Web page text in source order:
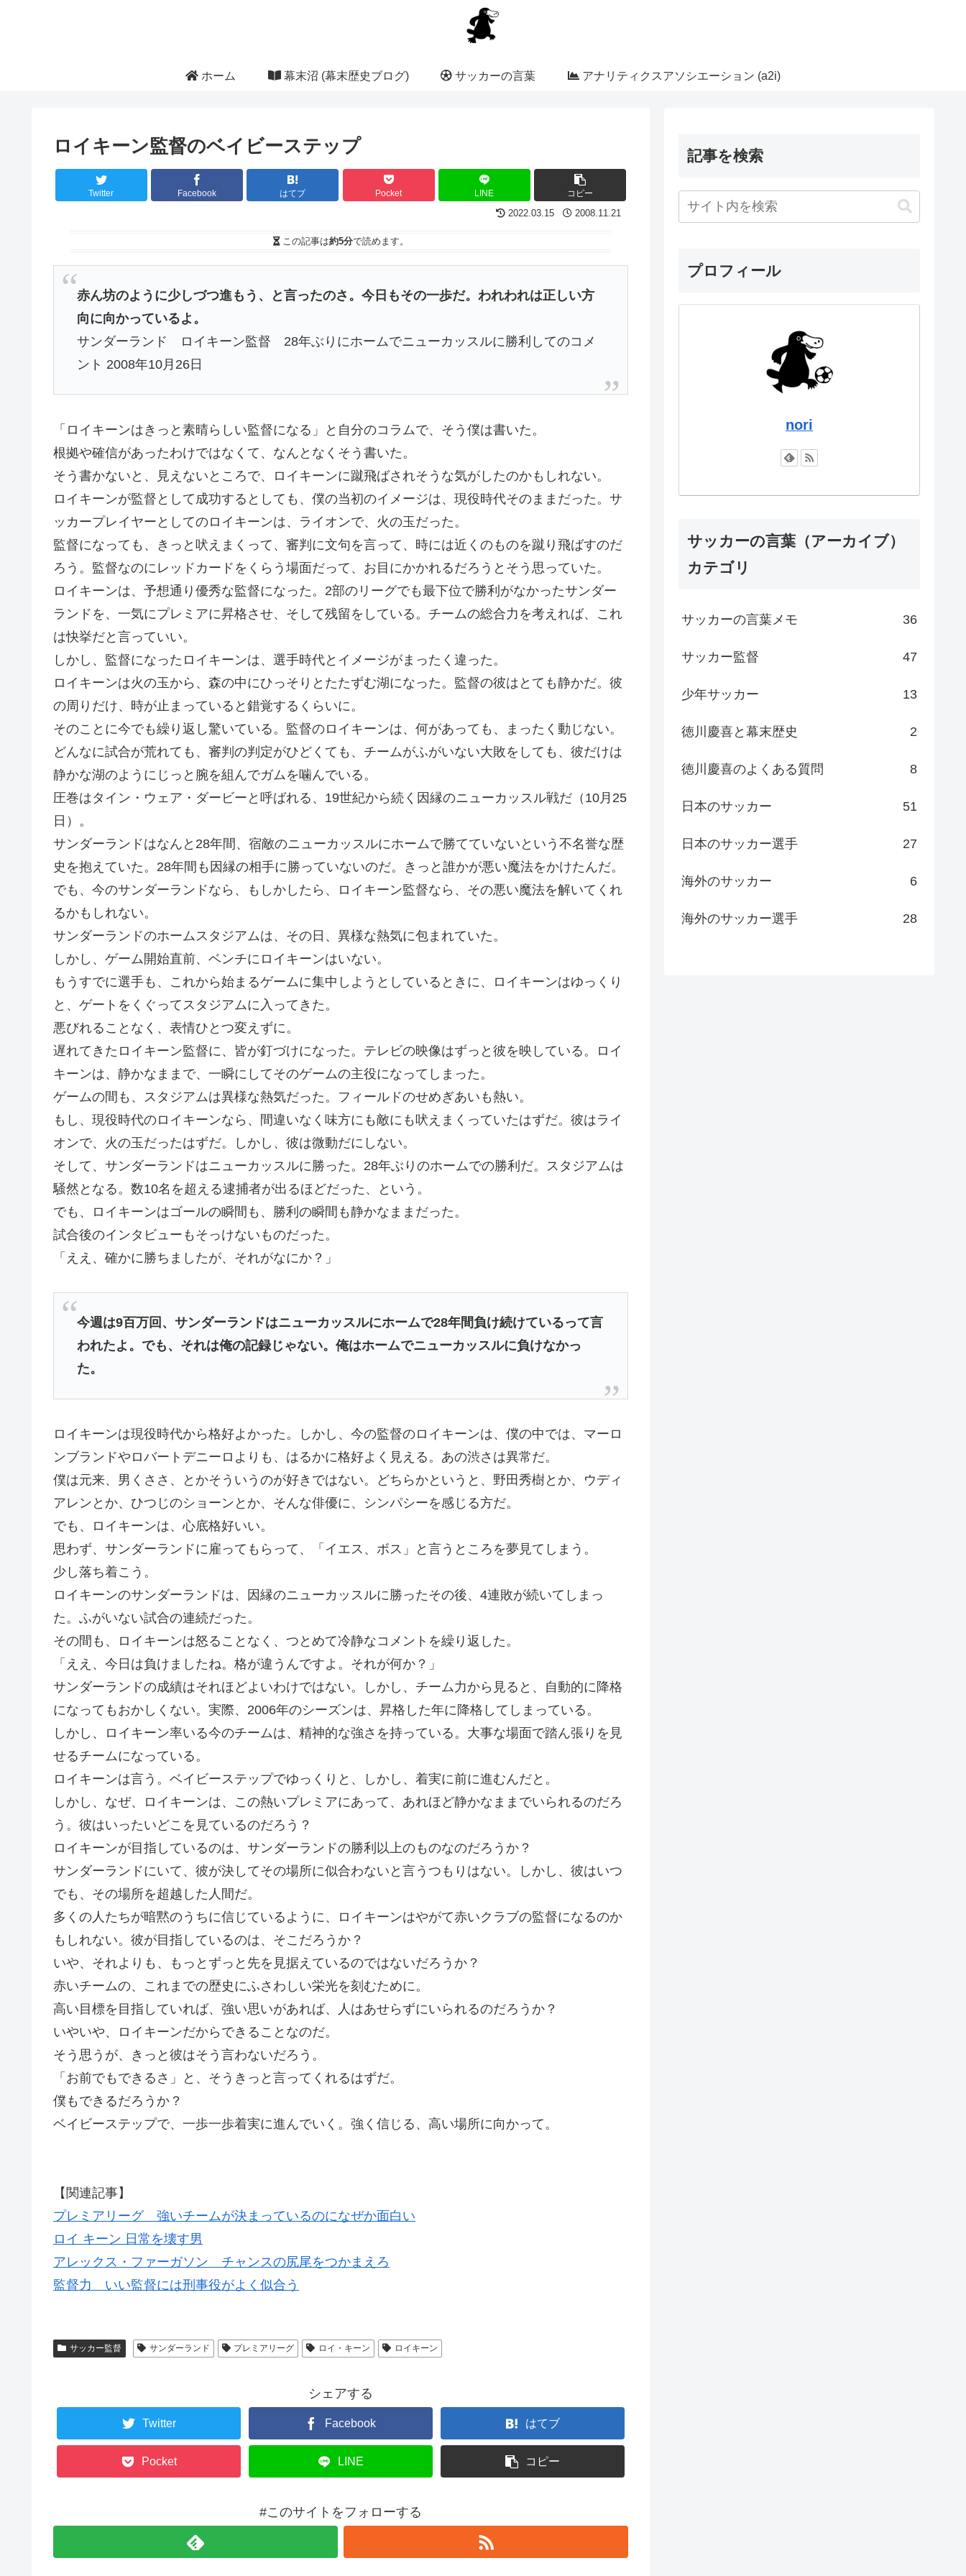
ホーム 幕末沼 (幕末歴史ブログ) サッカーの言葉 アナリティクスアソシエーション (a2i)
ロイキーン監督のベイビーステップ
Twitter Facebook はてブ Pocket LINE コピー
2022.03.15 2008.11.21
この記事は約5分で読めます。
赤ん坊のように少しづつ進もう、と言ったのさ。今日もその一歩だ。われわれは正しい方
向に向かっているよ。
サンダーランド ロイキーン監督 28年ぶりにホームでニューカッスルに勝利してのコメ
ント 2008年10月26日
「ロイキーンはきっと素晴らしい監督になる」と自分のコラムで、そう僕は書いた。
根拠や確信があったわけではなくて、なんとなくそう書いた。
そう書かないと、見えないところで、ロイキーンに蹴飛ばされそうな気がしたのかもしれない。
ロイキーンが監督として成功するとしても、僕の当初のイメージは、現役時代そのままだった。サ
ッカープレイヤーとしてのロイキーンは、ライオンで、火の玉だった。
監督になっても、きっと吠えまくって、審判に文句を言って、時には近くのものを蹴り飛ばすのだ
ろう。監督なのにレッドカードをくらう場面だって、お目にかかれるだろうとそう思っていた。
ロイキーンは、予想通り優秀な監督になった。2部のリーグでも最下位で勝利がなかったサンダー
ランドを、一気にプレミアに昇格させ、そして残留をしている。チームの総合力を考えれば、これ
は快挙だと言っていい。
しかし、監督になったロイキーンは、選手時代とイメージがまったく違った。
ロイキーンは火の玉から、森の中にひっそりとたたずむ湖になった。監督の彼はとても静かだ。彼
の周りだけ、時が止まっていると錯覚するくらいに。
そのことに今でも繰り返し驚いている。監督のロイキーンは、何があっても、まったく動じない。
どんなに試合が荒れても、審判の判定がひどくても、チームがふがいない大敗をしても、彼だけは
静かな湖のようにじっと腕を組んでガムを噛んでいる。
圧巻はタイン・ウェア・ダービーと呼ばれる、19世紀から続く因縁のニューカッスル戦だ（10月25
日）。
サンダーランドはなんと28年間、宿敵のニューカッスルにホームで勝てていないという不名誉な歴
史を抱えていた。28年間も因縁の相手に勝っていないのだ。きっと誰かが悪い魔法をかけたんだ。
でも、今のサンダーランドなら、もしかしたら、ロイキーン監督なら、その悪い魔法を解いてくれ
るかもしれない。
サンダーランドのホームスタジアムは、その日、異様な熱気に包まれていた。
しかし、ゲーム開始直前、ベンチにロイキーンはいない。
もうすでに選手も、これから始まるゲームに集中しようとしているときに、ロイキーンはゆっくり
と、ゲートをくぐってスタジアムに入ってきた。
悪びれることなく、表情ひとつ変えずに。
遅れてきたロイキーン監督に、皆が釘づけになった。テレビの映像はずっと彼を映している。ロイ
キーンは、静かなままで、一瞬にしてそのゲームの主役になってしまった。
ゲームの間も、スタジアムは異様な熱気だった。フィールドのせめぎあいも熱い。
もし、現役時代のロイキーンなら、間違いなく味方にも敵にも吠えまくっていたはずだ。彼はライ
オンで、火の玉だったはずだ。しかし、彼は微動だにしない。
そして、サンダーランドはニューカッスルに勝った。28年ぶりのホームでの勝利だ。スタジアムは
騒然となる。数10名を超える逮捕者が出るほどだった、という。
でも、ロイキーンはゴールの瞬間も、勝利の瞬間も静かなままだった。
試合後のインタビューもそっけないものだった。
「ええ、確かに勝ちましたが、それがなにか？」
今週は9百万回、サンダーランドはニューカッスルにホームで28年間負け続けているって言
われたよ。でも、それは俺の記録じゃない。俺はホームでニューカッスルに負けなかっ
た。
ロイキーンは現役時代から格好よかった。しかし、今の監督のロイキーンは、僕の中では、マーロ
ンブランドやロバートデニーロよりも、はるかに格好よく見える。あの渋さは異常だ。
僕は元来、男くささ、とかそういうのが好きではない。どちらかというと、野田秀樹とか、ウディ
アレンとか、ひつじのショーンとか、そんな俳優に、シンパシーを感じる方だ。
でも、ロイキーンは、心底格好いい。
思わず、サンダーランドに雇ってもらって、「イエス、ボス」と言うところを夢見てしまう。
少し落ち着こう。
ロイキーンのサンダーランドは、因縁のニューカッスルに勝ったその後、4連敗が続いてしまっ
た。ふがいない試合の連続だった。
その間も、ロイキーンは怒ることなく、つとめて冷静なコメントを繰り返した。
「ええ、今日は負けましたね。格が違うんですよ。それが何か？」
サンダーランドの成績はそれほどよいわけではない。しかし、チーム力から見ると、自動的に降格
になってもおかしくない。実際、2006年のシーズンは、昇格した年に降格してしまっている。
しかし、ロイキーン率いる今のチームは、精神的な強さを持っている。大事な場面で踏ん張りを見
せるチームになっている。
ロイキーンは言う。ベイビーステップでゆっくりと、しかし、着実に前に進むんだと。
しかし、なぜ、ロイキーンは、この熱いプレミアにあって、あれほど静かなままでいられるのだろ
う。彼はいったいどこを見ているのだろう？
ロイキーンが目指しているのは、サンダーランドの勝利以上のものなのだろうか？
サンダーランドにいて、彼が決してその場所に似合わないと言うつもりはない。しかし、彼はいつ
でも、その場所を超越した人間だ。
多くの人たちが暗黙のうちに信じているように、ロイキーンはやがて赤いクラブの監督になるのか
もしれない。彼が目指しているのは、そこだろうか？
いや、それよりも、もっとずっと先を見据えているのではないだろうか？
赤いチームの、これまでの歴史にふさわしい栄光を刻むために。
高い目標を目指していれば、強い思いがあれば、人はあせらずにいられるのだろうか？
いやいや、ロイキーンだからできることなのだ。
そう思うが、きっと彼はそう言わないだろう。
「お前でもできるさ」と、そうきっと言ってくれるはずだ。
僕もできるだろうか？
ベイビーステップで、一歩一歩着実に進んでいく。強く信じる、高い場所に向かって。
【関連記事】
プレミアリーグ 強いチームが決まっているのになぜか面白い
ロイ キーン 日常を壊す男
アレックス・ファーガソン チャンスの尻尾をつかまえろ
監督力 いい監督には刑事役がよく似合う
サッカー監督 サンダーランド プレミアリーグ ロイ・キーン ロイキーン
シェアする
Twitter Facebook はてブ
Pocket LINE コピー
#このサイトをフォローする
記事を検索
プロフィール
nori
サッカーの言葉（アーカイブ）
カテゴリ
サッカーの言葉メモ 36
サッカー監督 47
少年サッカー 13
徳川慶喜と幕末歴史 2
徳川慶喜のよくある質問 8
日本のサッカー 51
日本のサッカー選手 27
海外のサッカー 6
海外のサッカー選手 28